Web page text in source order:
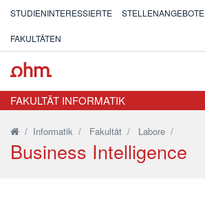
STUDIENINTERESSIERTE STELLENANGEBOTE
FAKULTÄTEN
FAKULTÄT INFORMATIK
/ Informatik / Fakultät / Labore /
Business Intelligence